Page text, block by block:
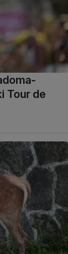
Tour de